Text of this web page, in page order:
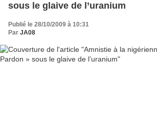
sous le glaive de l’uranium
Publié le 28/10/2009 à 10:31
Par JA08